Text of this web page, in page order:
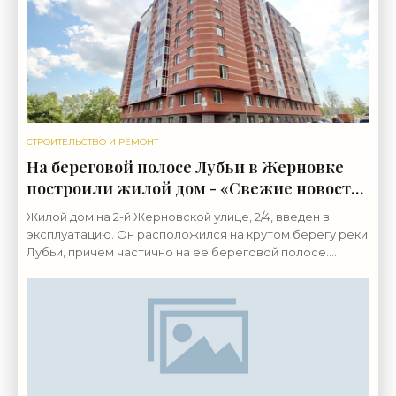
СТРОИТЕЛЬСТВО И РЕМОНТ
На береговой полосе Лубьи в Жерновке
построили жилой дом - «Свежие новости
строительства»
Жилой дом на 2-й Жерновской улице, 2/4, введен в
эксплуатацию. Он расположился на крутом берегу реки
Лубьи, причем частично на ее береговой полосе.